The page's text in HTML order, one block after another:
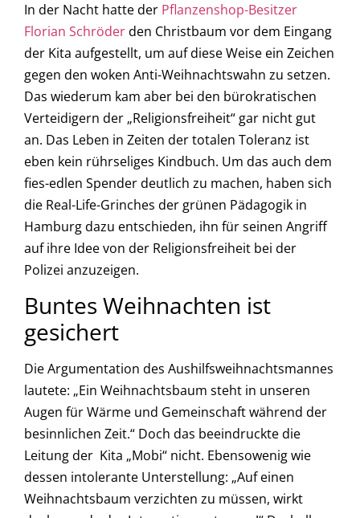
In der Nacht hatte der Pflanzenshop-Besitzer
Florian Schröderden Christbaum vor dem Eingang
der Kita aufgestellt, um auf diese Weise ein Zeichen
gegen den woken Anti-Weihnachtswahn zu setzen.
Das wiederum kam aber bei den bürokratischen
Verteidigern der „Religionsfreiheit“ gar nicht gut
an. Das Leben in Zeiten der totalen Toleranz ist
eben kein rührseliges Kindbuch. Um das auch dem
fies-edlen Spender deutlich zu machen, haben sich
die Real-Life-Grinches der grünen Pädagogik in
Hamburg dazu entschieden, ihn für seinen Angriff
auf ihre Idee von der Religionsfreiheit bei der
Polizei anzuzeigen.
Buntes Weihnachten ist
gesichert
Die Argumentation des Aushilfsweihnachtsmannes
lautete: „Ein Weihnachtsbaum steht in unseren
Augen für Wärme und Gemeinschaft während der
besinnlichen Zeit.“ Doch das beeindruckte die
Leitung der Kita „Mobi“ nicht. Ebensowenig wie
dessen intolerante Unterstellung: „Auf einen
Weihnachtsbaum verzichten zu müssen, wirkt